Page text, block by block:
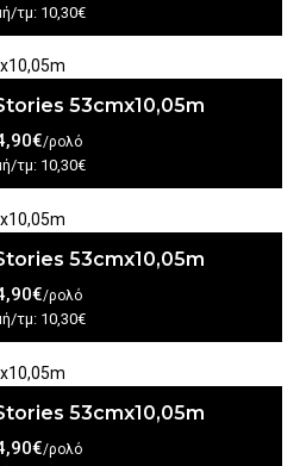
τμ: 10,30€
53cmx10,05m
/ρολό
τμ: 10,30€
53cmx10,05m
/ρολό
τμ: 10,30€
53cmx10,05m
/ρολό